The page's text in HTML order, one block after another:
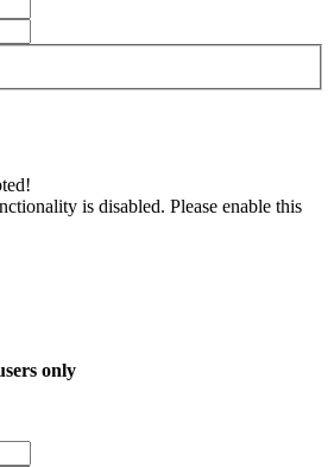
is disabled. Please enable this
only